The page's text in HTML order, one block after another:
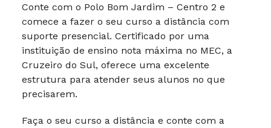
Conte com o Polo Bom Jardim – Centro 2 e
comece a fazer o seu curso a distância com
suporte presencial. Certificado por uma
instituição de ensino nota máxima no MEC, a
Cruzeiro do Sul, oferece uma excelente
estrutura para atender seus alunos no que
precisarem.
Faça o seu curso a distância e conte com a